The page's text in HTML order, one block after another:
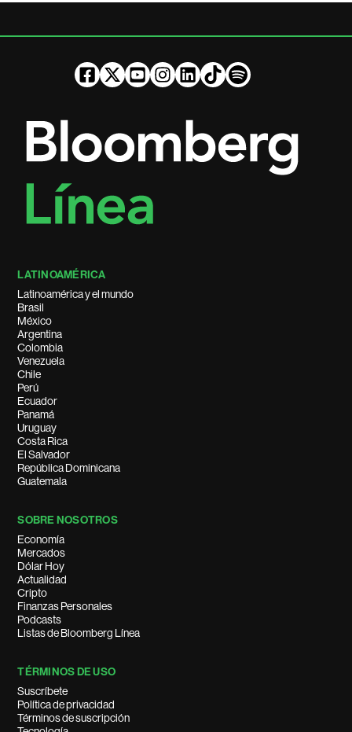
LATINOAMÉRICA
Latinoamérica y el mundo
Brasil
México
Argentina
Colombia
Venezuela
Chile
Perú
Ecuador
Panamá
Uruguay
Costa Rica
El Salvador
República Dominicana
Guatemala
SOBRE NOSOTROS
Economía
Mercados
Dólar Hoy
Actualidad
Cripto
Finanzas Personales
Podcasts
Listas de Bloomberg Línea
TÉRMINOS DE USO
Suscríbete
Política de privacidad
Términos de suscripción